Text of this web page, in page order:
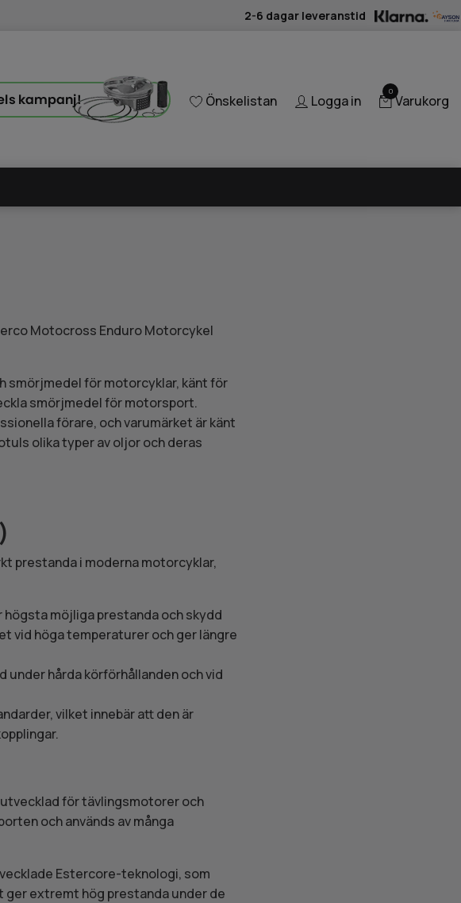
2-6 dagar leveranstid
Önskelistan Logga in
0
Varukorg
Motocross Enduro Motorcykel
smörjmedel för motorcyklar, känt för
smörjmedel för motorsport.
förare, och varumärket är känt
olika typer av oljor och deras
prestanda i moderna motorcyklar,
möjliga prestanda och skydd
vid höga temperaturer och ger längre
under hårda körförhållanden och vid
vilket innebär att den är
för tävlingsmotorer och
och används av många
Estercore-teknologi, som
extremt hög prestanda under de